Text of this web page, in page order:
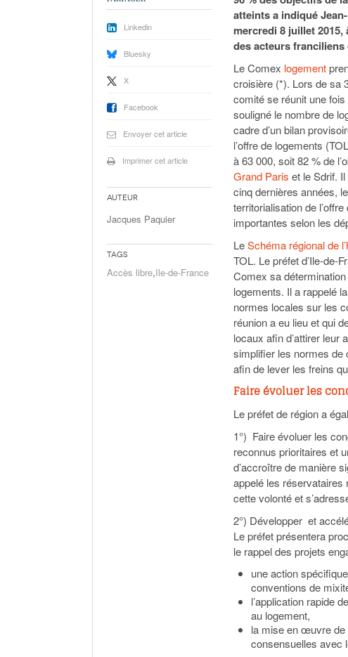
atteints a indiqué
mercredi 8 juillet 2015,
des acteurs
Le Comex logement
croisière (*). Lors de sa
comité se réunit une
souligné le nombre de
cadre d’un bilan
l’offre de logements
à 63 000, soit 82 % de
Grand Paris et le Sdrif.
cinq dernières années,
territorialisation de
importantes selon les
LeSchéma régional de
TOL. Le préfet d’Ile-de-
Comex sa
logements. Il a rappelé
normes locales sur les
réunion a eu lieu et qui
locaux afin d’attirer leur
simplifier les normes de
afin de lever les freins
Faire évoluer les
Le préfet de région a
1°) Faire évoluer les
reconnus prioritaires et
d’accroître de manière
appelé les réservataires
cette volonté et
2°) Développer et
Le préfet présentera
le rappel des projets
une action
conventions de
l’application rapide
au logement,
la mise en œuvre de
consensuelles avec
Linkedin
Bluesky
X
Facebook
Envoyer cet article
Imprimer cet article
Auteur
Jacques Paquier
Tags
Accès libre,Ile-de-France